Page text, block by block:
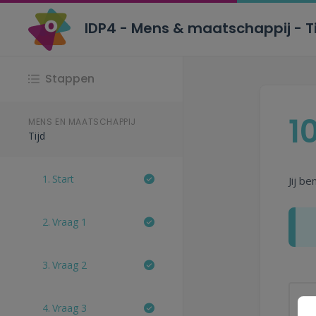
Stappen
MENS EN MAATSCHAPPIJ
Tijd
1. Start
2. Vraag 1
3. Vraag 2
4. Vraag 3
Jij
IDP4 - Mens & maatschappij -